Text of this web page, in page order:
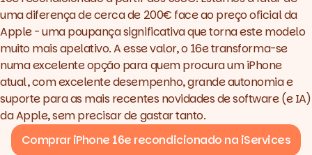
uma diferença de cerca de 200€ face ao preço oficial da
Apple - uma poupança significativa que torna este modelo
muito mais apelativo. A esse valor, o 16e transforma-se
numa excelente opção para quem procura um iPhone
atual, com excelente desempenho, grande autonomia e
suporte para as mais recentes novidades de software (e IA)
da Apple, sem precisar de gastar tanto.
Comprar iPhone 16e recondicionado na iServices